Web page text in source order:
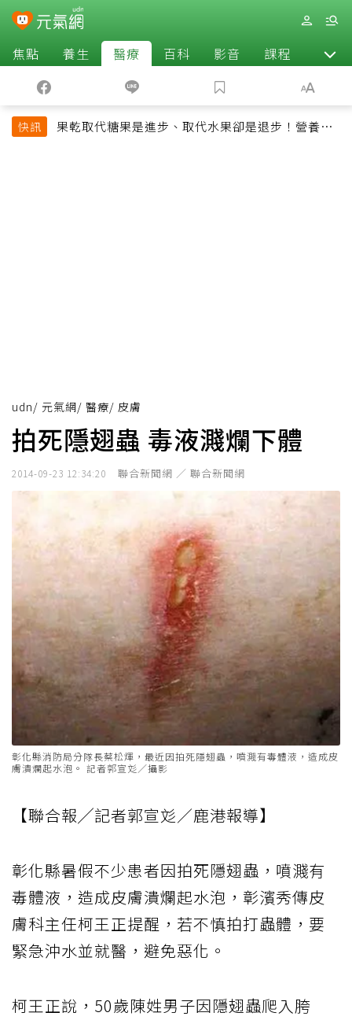
焦點 養生 醫療 百科 影音 課程 退休
快訊
果乾取代糖果是進步、取代水果卻是退步！營養師
udn/ 元氣網/ 醫療/ 皮膚
拍死隱翅蟲 毒液濺爛下體
2014-09-23 12:34:20 聯合新聞網 ／ 聯合新聞網
彰化縣消防局分隊長蔡松煇，最近因拍死隱翅蟲，噴濺有毒體液，造成皮
膚潰爛起水泡。 記者郭宣彣／攝影
【聯合報╱記者郭宣彣／鹿港報導】
彰化縣暑假不少患者因拍死隱翅蟲，噴濺有
毒體液，造成皮膚潰爛起水泡，彰濱秀傳皮
膚科主任柯王正提醒，若不慎拍打蟲體，要
緊急沖水並就醫，避免惡化。
柯王正說，50歲陳姓男子因隱翅蟲爬入胯